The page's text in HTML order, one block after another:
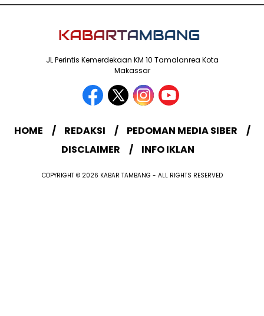
JL Perintis Kemerdekaan KM 10 Tamalanrea Kota
Makassar
HOME REDAKSI
PEDOMAN MEDIA SIBER
DISCLAIMER
INFO IKLAN
COPYRIGHT © 2026 KABAR TAMBANG - ALL RIGHTS RESERVED